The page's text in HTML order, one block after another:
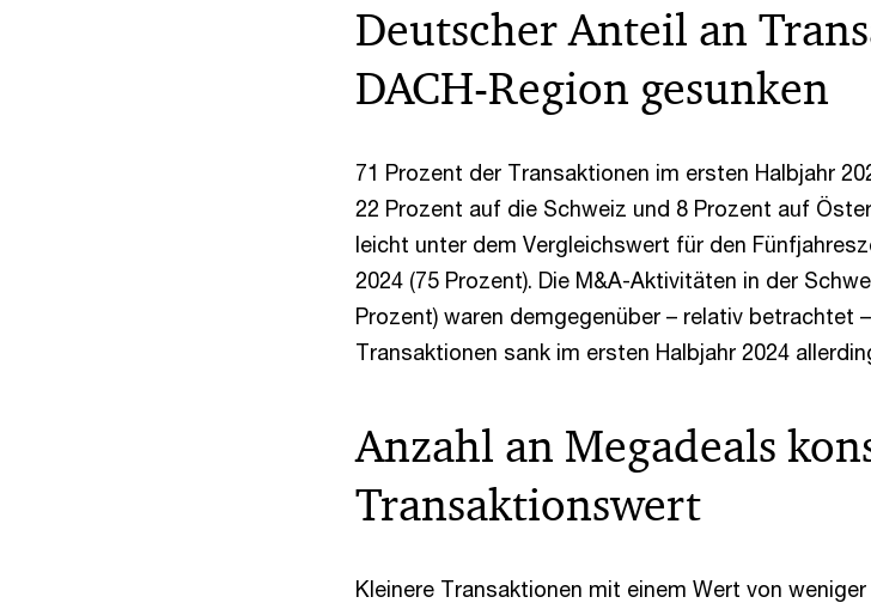
Deutscher Anteil an
DACH-Region gesunken
71 Prozent der Transaktionen im ersten Halbjahr
22 Prozent auf die Schweiz und 8 Prozent auf
leicht unter dem Vergleichswert für den
2024 (75 Prozent). Die M&A-Aktivitäten in der
Prozent) waren demgegenüber – relativ betrachtet
Transaktionen sank im ersten Halbjahr 2024
Anzahl an Megadeals
Transaktionswert
Kleinere Transaktionen mit einem Wert von